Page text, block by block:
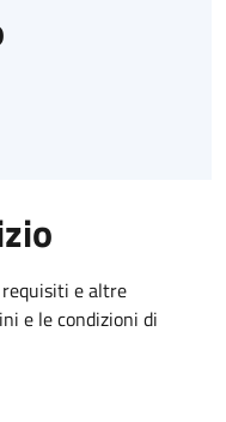
requisiti e altre
e le condizioni di